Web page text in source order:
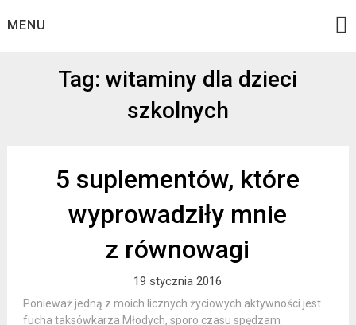
toMENU
Tag: witaminy dla dzieci
szkolnych
5 suplementów, które
wyprowadziły mnie
z równowagi
19 stycznia 2016
Ponieważ jedną z moich licznych życiowych aktywności jest
fucha taksówkarza Młodych, sporo czasu spędzam